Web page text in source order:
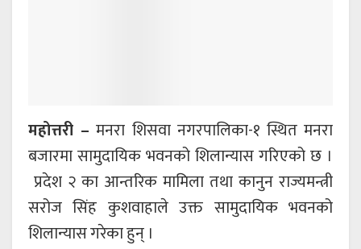
महोत्तरी – मनरा शिसवा नगरपालिका-१ स्थित मनरा
बजारमा सामुदायिक भवनको शिलान्यास गरिएको छ ।
प्रदेश २ का आन्तरिक मामिला तथा कानुन राज्यमन्त्री
सरोज सिंह कुशवाहाले उक्त सामुदायिक भवनको
शिलान्यास गरेका हुन् ।